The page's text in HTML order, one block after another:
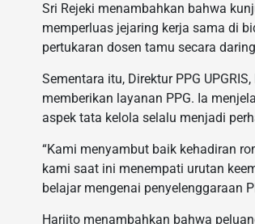
Sri Rejeki menambahkan bahwa
memperluas jejaring kerja sama di
pertukaran dosen tamu secara
Sementara itu, Direktur PPG
memberikan layanan PPG. Ia
aspek tata kelola selalu menjadi
“Kami menyambut baik kehadiran
kami saat ini menempati urutan
belajar mengenai penyelenggaraan
Harjito menambahkan bahwa